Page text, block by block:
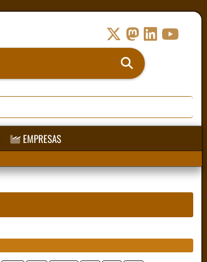
EMPRESAS